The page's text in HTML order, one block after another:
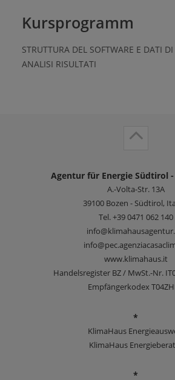
Kursprogramm
STRUTTURA DEL SOFTWARE E DATI
ANALISI RISULTATI
Agentur für Energie Südtirol
A.-Volta-Str. 13A
39100 Bozen - Südtirol,
Tel.+39 0471 062 140
www.klimahaus.it
Handelsregister BZ / MwSt.-Nr.
Empfängerkodex
*
KlimaHaus
KlimaHaus
*